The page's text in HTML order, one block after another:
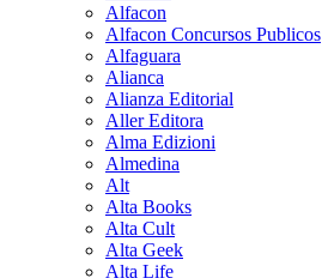
Alfacon
Alfacon Concursos Publicos
Alfaguara
Alianca
Alianza Editorial
Aller Editora
Alma Edizioni
Almedina
Alt
Alta Books
Alta Cult
Alta Geek
Alta Life